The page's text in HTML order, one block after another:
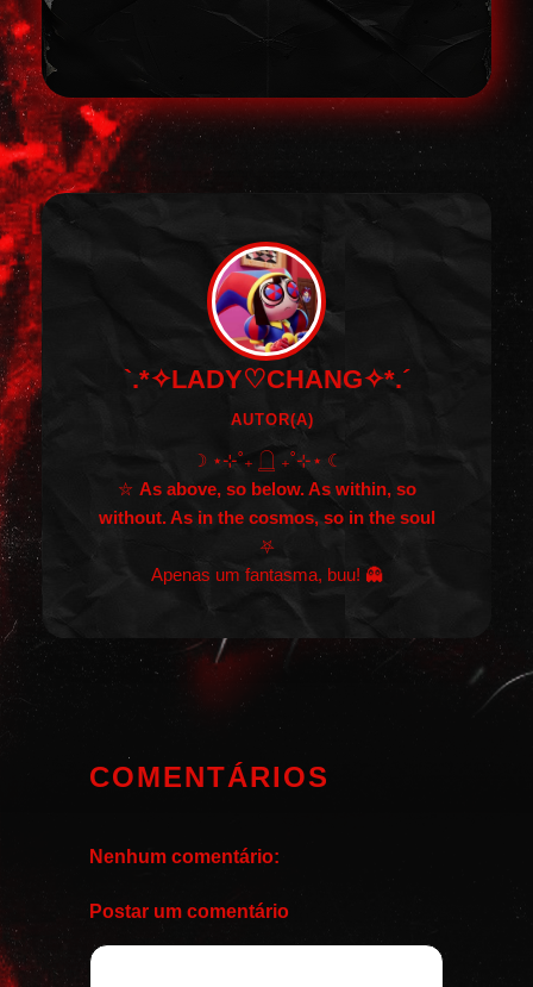
`.*✧LADY♡CHANG✧*.´
AUTOR(A)
☽ ⋆⊹˚₊ 𓉸 ₊˚⊹⋆ ☾
⛦ As above, so below. As within, so
without. As in the cosmos, so in the soul
⛧
Apenas um fantasma, buu! 👻
COMENTÁRIOS
Nenhum comentário:
Postar um comentário